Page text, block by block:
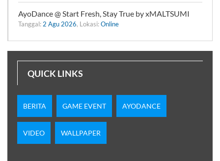
AyoDance @ Start Fresh, Stay True by xMALTSUMI
Tanggal:2 Agu 2026, Lokasi:Online
QUICK LINKS
BERITA GAME EVENT AYODANCE
VIDEO WALLPAPER